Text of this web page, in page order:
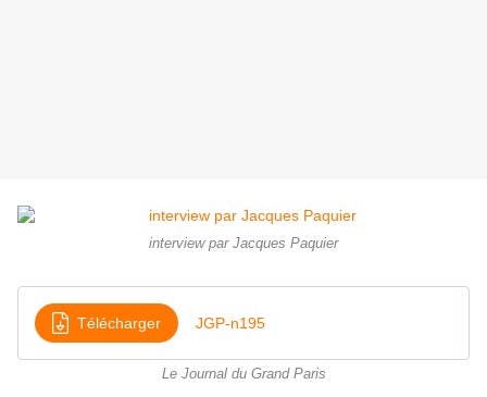
interview par Jacques Paquier
Télécharger JGP-n195
Le Journal du Grand Paris